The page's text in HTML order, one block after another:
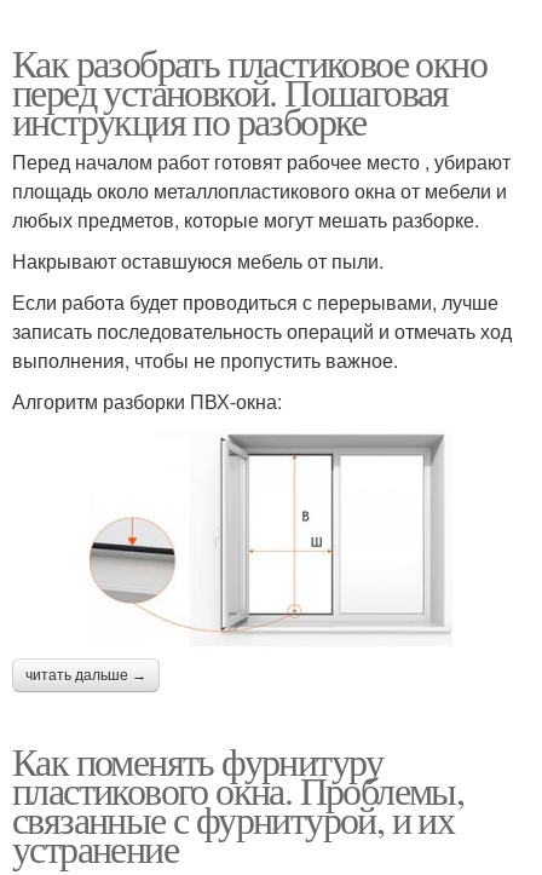
Как разобрать пластиковое окно
перед установкой. Пошаговая
инструкция по разборке
Перед началом работ готовят рабочее место , убирают
площадь около металлопластикового окна от мебели и
любых предметов, которые могут мешать разборке.
Накрывают оставшуюся мебель от пыли.
Если работа будет проводиться с перерывами, лучше
записать последовательность операций и отмечать ход
выполнения, чтобы не пропустить важное.
Алгоритм разборки ПВХ-окна:
читать дальше →
Как поменять фурнитуру
пластикового окна. Проблемы,
связанные с фурнитурой, и их
устранение